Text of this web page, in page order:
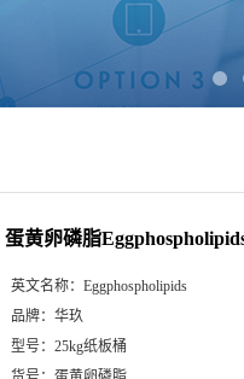
蛋黄卵磷脂
英文名称： Eggphospholipids
品牌： 华玖
型号： 25kg纸板桶